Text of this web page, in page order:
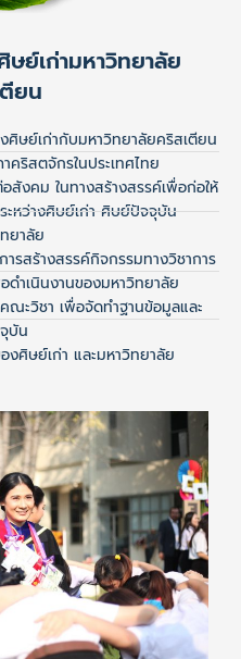
ย์เก่ามหาวิทยาลัย
ยน
ศิษย์เก่ากับมหาวิทยาลัยคริสเตียน
ริสตจักรในประเทศไทย
สังคม ในทางสร้างสรรค์เพื่อก่อให้
ะหว่างศิษย์เก่า ศิษย์ปัจจุบัน
ยาลัย
รสร้างสรรค์กิจกรรมทางวิชาการ
ำเนินงานของมหาวิทยาลัย
ะวิชา เพื่อจัดทำฐานข้อมูลและ
บัน
ศิษย์เก่า และมหาวิทยาลัย